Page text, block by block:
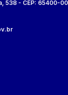
538- CEP: 65400-